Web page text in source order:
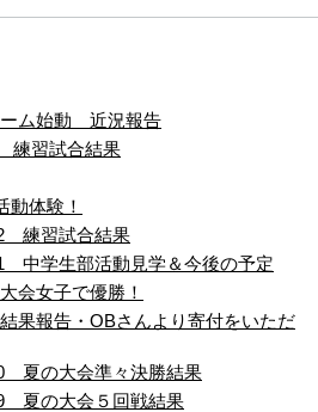
ム始動 近況報告
練習試合結果
体験！
練習試合結果
中学生部活動見学＆今後の予定
会女子で優勝！
果報告・OBさんより寄付をいただ
夏の大会準々決勝結果
夏の大会５回戦結果